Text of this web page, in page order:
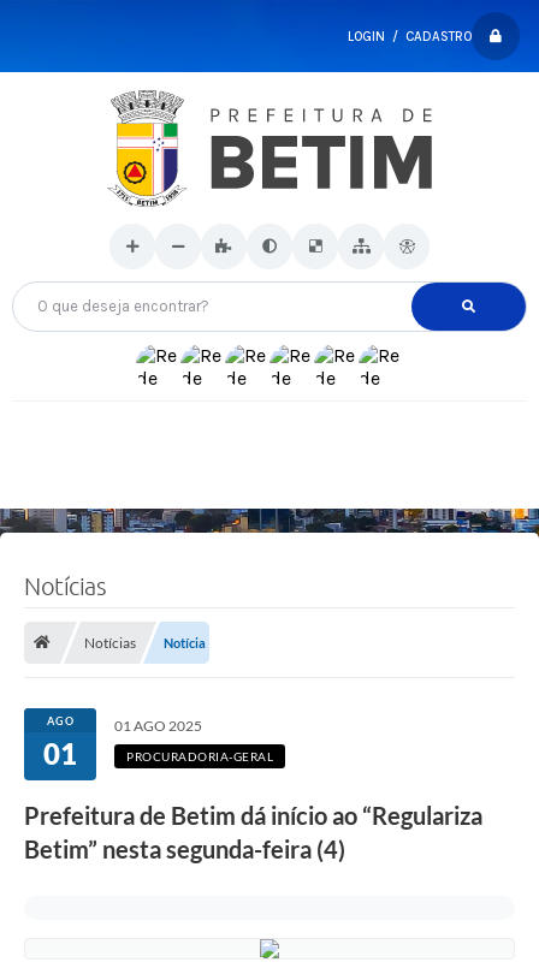
LOGIN / CADASTRO
O que deseja encontrar?
Notícias
Notícias Notícia
AGO
01
01 AGO 2025
PROCURADORIA-GERAL
Prefeitura de Betim dá início ao “Regulariza
Betim” nesta segunda-feira (4)